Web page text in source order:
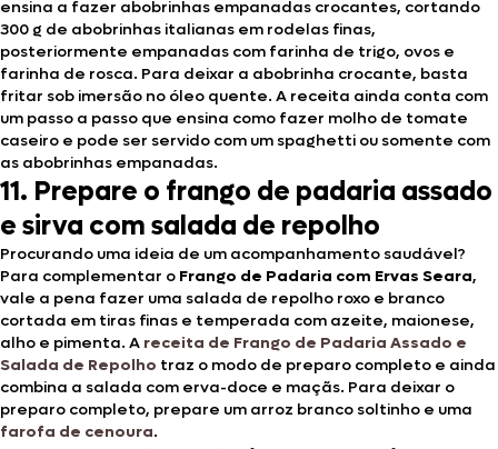
ensina a fazer abobrinhas empanadas crocantes, cortando
300 g de abobrinhas italianas em rodelas finas,
posteriormente empanadas com farinha de trigo, ovos e
farinha de rosca. Para deixar a abobrinha crocante, basta
fritar sob imersão no óleo quente. A receita ainda conta com
um passo a passo que ensina como fazer molho de tomate
caseiro e pode ser servido com um spaghetti ou somente com
as abobrinhas empanadas.
11. Prepare o frango de padaria assado
e sirva com salada de repolho
Procurando uma ideia de um acompanhamento saudável?
Para complementar o Frango de Padaria com Ervas Seara,
vale a pena fazer uma salada de repolho roxo e branco
cortada em tiras finas e temperada com azeite, maionese,
alho e pimenta. A receita de Frango de Padaria Assado e
Salada de Repolho traz o modo de preparo completo e ainda
combina a salada com erva-doce e maçãs. Para deixar o
preparo completo, prepare um arroz branco soltinho e uma
farofa de cenoura.